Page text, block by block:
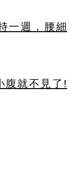
一週，腰細
腹就不見了!